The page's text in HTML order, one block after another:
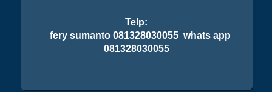
Telp:
fery sumanto 081328030055 whats app
081328030055